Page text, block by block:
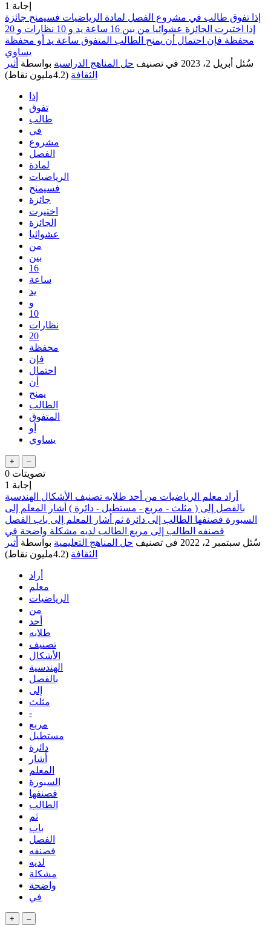
1 إجابة
إذا تفوق طالب في مشروع الفصل لمادة الرياضيات فسيمنح جائزة
إذا اختيرت الجائزة عشوائيا من بين 16 ساعة يد و 10 نظارات و 20
محفظة فإن احتمال أن يمنح الطالب المتفوق ساعة يد أو محفظة
يساوي
سُئل أبريل 2، 2023 في تصنيف حل المناهج الدراسية بواسطة أثير
الثقافة (4.2مليون نقاط)
إذا
تفوق
طالب
في
مشروع
الفصل
لمادة
الرياضيات
فسيمنح
جائزة
اختيرت
الجائزة
عشوائيا
من
بين
16
ساعة
يد
و
10
نظارات
20
محفظة
فإن
احتمال
أن
يمنح
الطالب
المتفوق
أو
يساوي
0 تصويتات
1 إجابة
أراد معلم الرياضيات من أحد طلابه تصنيف الأشكال الهندسية
بالفصل إلى ( مثلث - مربع - مستطيل - دائرة ) أشار المعلم إلى
السبورة فصنفها الطالب إلى دائرة ثم أشار المعلم إلى باب الفصل
فصنفه الطالب إلى مربع الطالب لديه مشكلة واضحة في
سُئل سبتمبر 2، 2022 في تصنيف حل المناهج التعليمية بواسطة أثير
الثقافة (4.2مليون نقاط)
أراد
معلم
الرياضيات
من
أحد
طلابه
تصنيف
الأشكال
الهندسية
بالفصل
إلى
مثلث
-
مربع
مستطيل
دائرة
أشار
المعلم
السبورة
فصنفها
الطالب
ثم
باب
الفصل
فصنفه
لديه
مشكلة
واضحة
في